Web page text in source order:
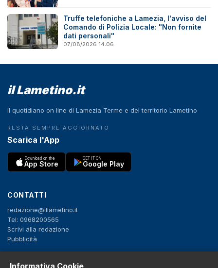
Truffe telefoniche a Lamezia, l'avviso del
Comando di Polizia Locale: "Non fornite
dati personali"
07/08/2026 14:06
il Lametino.it
Il quotidiano on line di Lamezia Terme e del territorio Lametino
RESTA SEMPRE AGGIORNATO
Scarica l'App
Download on the
App Store
GET IT ON
Google Play
CONTATTI
redazione@illametino.it
Tel: 0968200565
Scrivi alla redazione
Pubblicità
Informativa Cookie